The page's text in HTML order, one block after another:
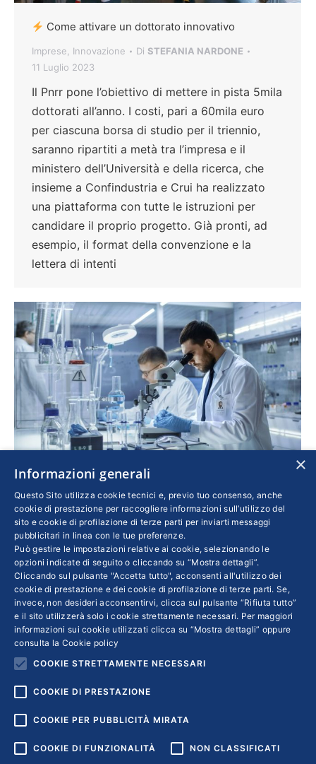
Come attivare un dottorato innovativo
Imprese, Innovazione Di STEFANIA NARDONE
11 Luglio 2023
Il Pnrr pone l’obiettivo di mettere in pista 5mila
dottorati all’anno. I costi, pari a 60mila euro
per ciascuna borsa di studio per il triennio,
saranno ripartiti a metà tra l’impresa e il
ministero dell’Università e della ricerca, che
insieme a Confindustria e Crui ha realizzato
una piattaforma con tutte le istruzioni per
candidare il proprio progetto. Già pronti, ad
esempio, il format della convenzione e la
lettera di intenti
ottobre
Confindustria Innovazione Di
STEFANIA NARDONE
9 Ottobre 2020
Organizzato nell’ambito della collaborazione
fra Confindustria e Cnr, l’evento online punta a
rafforzare i rapporti fra il mondo delle
università e quello delle imprese. Prevista la
partecipazione del ministro Gaetano Manfredi.
Iscrizioni entro il 12 ottobre
×
Informazioni generali
Questo Sito utilizza cookie tecnici e, previo tuo consenso, anche
cookie di prestazione per raccogliere informazioni sull’utilizzo del
sito e cookie di profilazione di terze parti per inviarti messaggi
pubblicitari in linea con le tue preferenze.
Può gestire le impostazioni relative ai cookie, selezionando le
opzioni indicate di seguito o cliccando su “Mostra dettagli”.
Cliccando sul pulsante "Accetta tutto", acconsenti all'utilizzo dei
cookie di prestazione e dei cookie di profilazione di terze parti. Se,
invece, non desideri acconsentirvi, clicca sul pulsante “Rifiuta tutto”
e il sito utilizzerà solo i cookie strettamente necessari. Per maggiori
informazioni sui cookie utilizzati clicca su “Mostra dettagli” oppure
consulta la Cookie policy
COOKIE STRETTAMENTE NECESSARI
COOKIE DI PRESTAZIONE
COOKIE PER PUBBLICITÀ MIRATA
COOKIE DI FUNZIONALITÀ NON CLASSIFICATI